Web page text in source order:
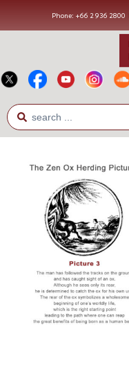
Phone: +66 2 936 2800